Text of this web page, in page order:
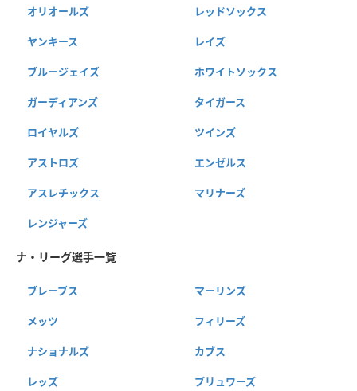
オリオールズ レッドソックス
ヤンキース レイズ
ブルージェイズ ホワイトソックス
ガーディアンズ タイガース
ロイヤルズ ツインズ
アストロズ エンゼルス
アスレチックス マリナーズ
レンジャーズ
ナ・リーグ選手一覧
ブレーブス マーリンズ
メッツ フィリーズ
ナショナルズ カブス
レッズ ブリュワーズ